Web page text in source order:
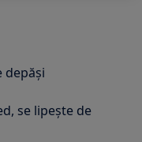
depăși
se lipește de